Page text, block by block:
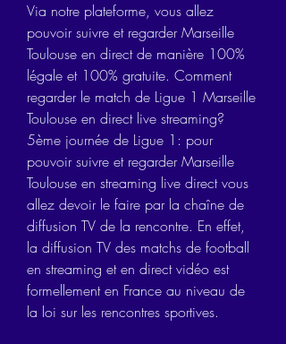
Via notre plateforme, vous allez
pouvoir suivre et regarder Marseille
Toulouse en direct de manière 100%
légale et 100% gratuite. Comment
regarder le match de Ligue 1 Marseille
Toulouse en direct live streaming?
5ème journée de Ligue 1: pour
pouvoir suivre et regarder Marseille
Toulouse en streaming live direct vous
allez devoir le faire par la chaîne de
diffusion TV de la rencontre. En effet,
la diffusion TV des matchs de football
en streaming et en direct vidéo est
formellement en France au niveau de
la loi sur les rencontres sportives.